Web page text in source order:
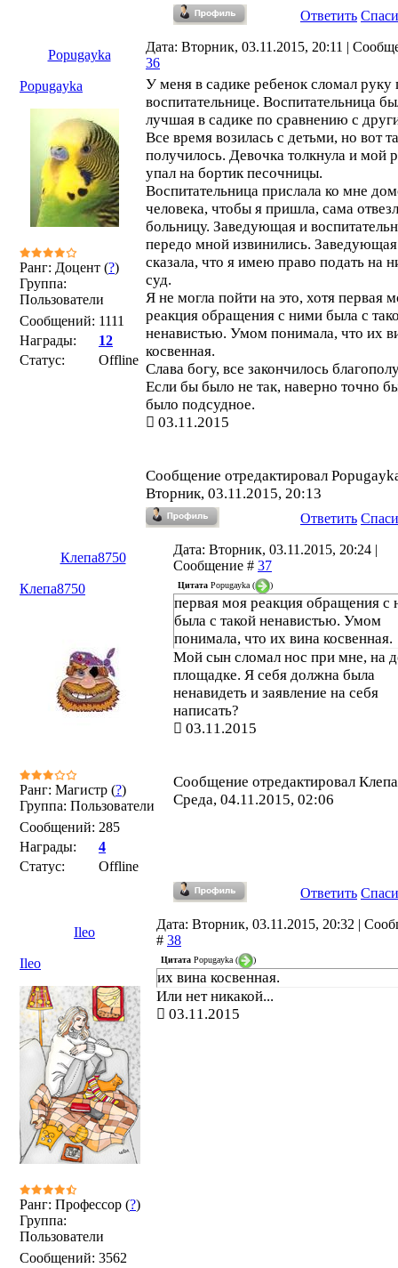
Ответить
Popugayka
Дата: Вторник, 03.11.2015, 20:11 |
36
Popugayka
Ранг: Доцент (?)
Группа:
Пользователи
Сообщений: 1111
Награды:
12
Статус:
Offline
У меня в садике ребенок сломал руку
воспитательнице. Воспитательница
лучшая в садике по сравнению с
Все время возилась с детьми, но вот
получилось. Девочка толкнула и мой
упал на бортик песочницы.
Воспитательница прислала ко мне
человека, чтобы я пришла, сама
больницу. Заведующая и
передо мной извинились. Заведующая
сказала, что я имею право подать на
суд.
Я не могла пойти на это, хотя первая
реакция обращения с ними была с
ненавистью. Умом понимала, что их
косвенная.
Слава богу, все закончилось
Если бы было не так, наверно точно
было подсудное.
03.11.2015
Сообщение отредактировал
Вторник, 03.11.2015, 20:13
Ответить
Клепа8750
Дата: Вторник, 03.11.2015, 20:24 |
Сообщение # 37
Клепа8750
Ранг: Магистр (?)
Группа: Пользователи
Сообщений: 285
Награды:
4
Статус:
Offline
Цитата Popugayka ( )
первая моя реакция обращения с
была с такой ненавистью. Умом
понимала, что их вина косвенная.
Мой сын сломал нос при мне, на
площадке. Я себя должна была
ненавидеть и заявление на себя
написать?
03.11.2015
Сообщение отредактировал
Среда, 04.11.2015, 02:06
Ответить
Ileo
Дата: Вторник, 03.11.2015, 20:32 |
# 38
Ileo
Ранг: Профессор (?)
Группа:
Пользователи
Сообщений: 3562
Цитата Popugayka ( )
их вина косвенная.
Или нет никакой...
03.11.2015